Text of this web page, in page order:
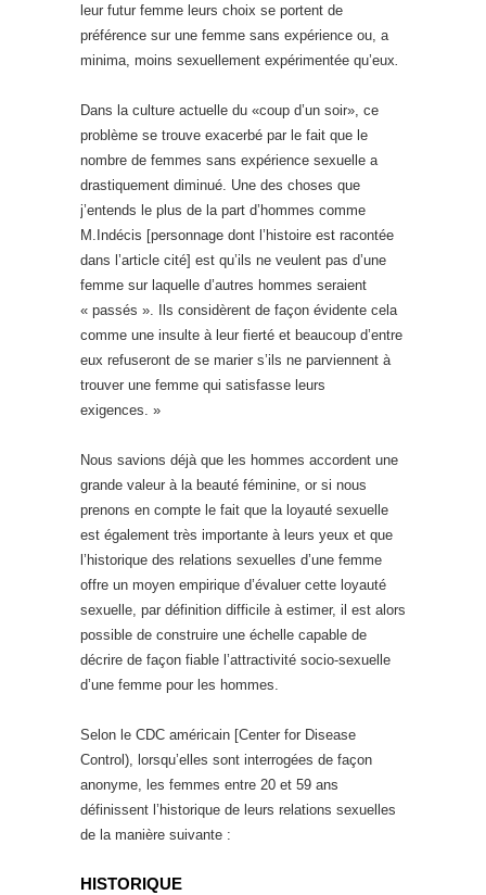
leur futur femme leurs choix se portent de
préférence sur une femme sans expérience ou, a
minima, moins sexuellement expérimentée qu’eux
Dans la culture actuelle du «coup d’un soir», ce
problème se trouve exacerbé par le fait que le
nombre de femmes sans expérience sexuelle a
drastiquement diminué. Une des choses que
j’entends le plus de la part d’hommes comme
M.Indécis [personnage dont l’histoire est racontée
dans l’article cité] est qu’ils ne veulent pas d’une
femme sur laquelle d’autres hommes seraient
« passés ». Ils considèrent de façon évidente cela
comme une insulte à leur fierté et beaucoup d’entre
eux refuseront de se marier s’ils ne parviennent à
trouver une femme qui satisfasse leurs
exigences. »
Nous savions déjà que les hommes accordent une
grande valeur à la beauté féminine, or si nous
prenons en compte le fait que la loyauté sexuelle
est également très importante à leurs yeux et que
l’historique des relations sexuelles d’une femme
offre un moyen empirique d’évaluer cette loyauté
sexuelle, par définition difficile à estimer, il est alors
possible de construire une échelle capable de
décrire de façon fiable l’attractivité socio-sexuelle
d’une femme pour les hommes.
Selon le CDC américain [Center for Disease
Control), lorsqu’elles sont interrogées de façon
anonyme, les femmes entre 20 et 59 ans
définissent l’historique de leurs relations sexuelles
de la manière suivante :
HISTORIQUE